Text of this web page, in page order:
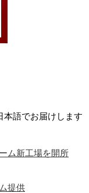
本語でお届けします
ム新工場を開所
提供